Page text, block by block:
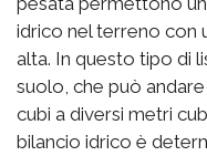
idrico nel terreno con
alta. In questo tipo di
suolo, che può
cubi a diversi metri
bilancio idrico è